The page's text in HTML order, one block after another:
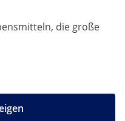
die große